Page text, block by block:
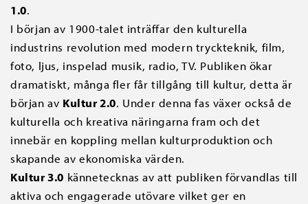
1.0.
I början av 1900-talet inträffar den kulturella
industrins revolution med modern tryckteknik, film,
foto, ljus, inspelad musik, radio, TV. Publiken ökar
dramatiskt, många fler får tillgång till kultur, detta är
början av Kultur 2.0. Under denna fas växer också de
kulturella och kreativa näringarna fram och det
innebär en koppling mellan kulturproduktion och
skapande av ekonomiska värden.
Kultur 3.0 kännetecknas av att publiken förvandlas till
aktiva och engagerade utövare vilket ger en